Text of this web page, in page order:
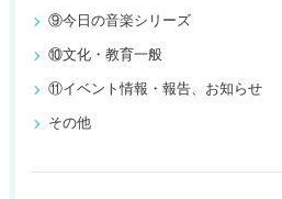
⑨今日の音楽シリーズ
⑩文化・教育一般
⑪イベント情報・報告、お知らせ
その他